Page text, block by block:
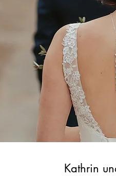
Kathrin